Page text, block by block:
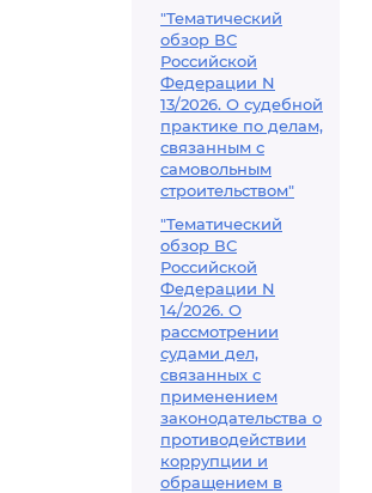
"Тематический
обзор ВС
Российской
Федерации N
13/2026. О судебной
практике по делам,
связанным с
самовольным
строительством"
"Тематический
обзор ВС
Российской
Федерации N
14/2026. О
рассмотрении
судами дел,
связанных с
применением
законодательства о
противодействии
коррупции и
обращением в